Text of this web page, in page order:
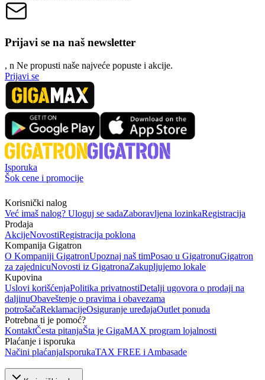
Prijavi se na naš newsletter
, n Ne propusti naše najveće popuste i akcije.
Prijavi se
Isporuka
Šok cene i promocije
Korisnički nalog
Već imaš nalog? Uloguj se sadaZaboravljena lozinkaRegistracija
Prodaja
AkcijeNovostiRegistracija poklona
Kompanija Gigatron
O Kompaniji GigatronUpoznaj naš timPosao u GigatronuGigatron
za zajednicuNovosti iz GigatronaZakupljujemo lokale
Kupovina
Uslovi korišćenjaPolitika privatnostiDetalji ugovora o prodaji na
daljinuObaveštenje o pravima i obavezama
potrošačaReklamacijeOsiguranje uređajaOutlet ponuda
Potrebna ti je pomoć?
KontaktČesta pitanjaŠta je GigaMAX program lojalnosti
Plaćanje i isporuka
Načini plaćanjaIsporukaTAX FREE i Ambasade